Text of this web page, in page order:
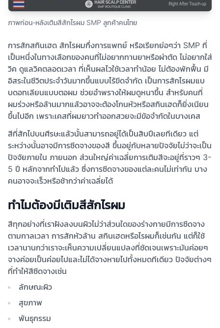
ภาพก่อน-หลังเติมสีสักไรผม SMP ลูกค้าคนไทย
การสักสกินเฮด สักไรผมกึ่งการแพทย์ หรือเรียกย่อๆว่า SMP ที่
เป็นหนึ่งในทางเลือกของคนที่ไม่อยากทานยาหรือผ่าตัด ไม่อยากใส่
วิค ดูแลวิคตลอดเวลา ที่เห็นผลไวใช้เวลาทำน้อย ไม่ต้องพักฟื้น มี
อิสระในชีวิตประจำวันมากขึ้นแบบไร้ขีดจำกัด เป็นการสักไรผมแบ
บดอทเลียนแบบตอผม ช่วยอำพรางให้ผมดูหนาขึ้น สำหรับคนที่
ผมร่วงหรือล้านมากแล้วอาจจะต้องโกนหัวหรือสกินเฮดก็ยิ่งเนียน
ขึ้นไปอีก เพราะเคสที่ผมยาวทำออกสวยจะมีข้อจำกัดในบางเคส
สีที่สักไปบนศีรษะแล้วนั้นสามารถอยู่ได้เป็นสิบปีเลยทีเดียว แต่
ระหว่างนั้นอาจมีการซีดจางของสี ขึ้นอยู่กับหลายปัจจัยไม่ว่าจะเป็น
ปัจจัยภายใน ภายนอก ส่วนใหญ่ค่าเฉลี่ยการเติมสีจะอยู่ที่ราวๆ 3-
5 ปี หลักจากทำไปแล้ว ซึ่งการซีดจางของแต่ละคนไม่เท่ากัน บาง
คนอาจจะเร็วหรือช้ากว่าค่าเฉลี่ยได้
ทำไมต้องมีเติมสีสักไรผม
สีทุกอย่างที่เราฝังลงบนผิวไม่ว่าส่วนใดของร่างกายมีการซีดจาง
ตามกาลเวลา การสักหัวล้าน สกินเฮดหรือไรผมก็เช่นกัน แต่ก็ใช้
เวลานานกว่าเราจะเห็นความเปลี่ยนแปลงที่ชัดเจนเพราะมันค่อยๆ
จางค่อยเป็นค่อยไปและไม่ได้จางหายไปทั้งหมดทีเดียว ปัจจัยต่างๆ
ที่ทำให้สีซีดจางเช่น
ลักษณะผิว
สุขภาพ
พันธุกรรม